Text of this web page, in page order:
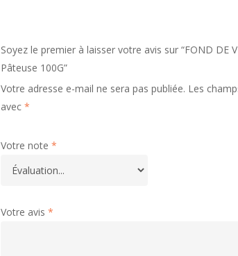
Soyez le premier à laisser votre avis sur “FOND DE
Pâteuse 100G”
Votre adresse e-mail ne sera pas publiée. Les
avec *
Votre note *
Votre avis *